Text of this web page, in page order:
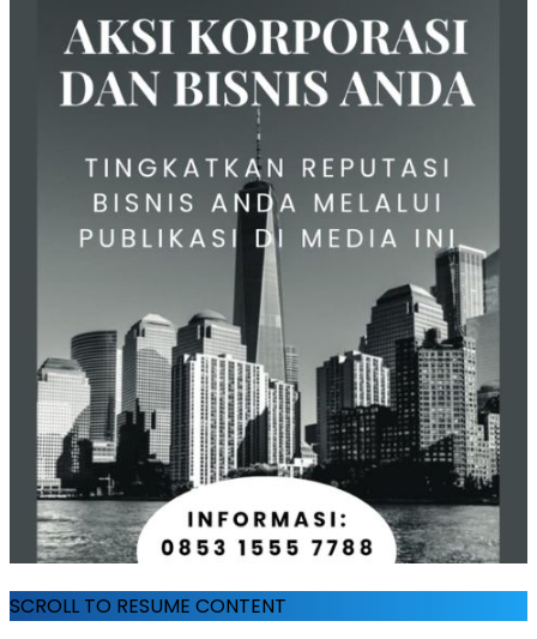
SCROLL TO RESUME CONTENT